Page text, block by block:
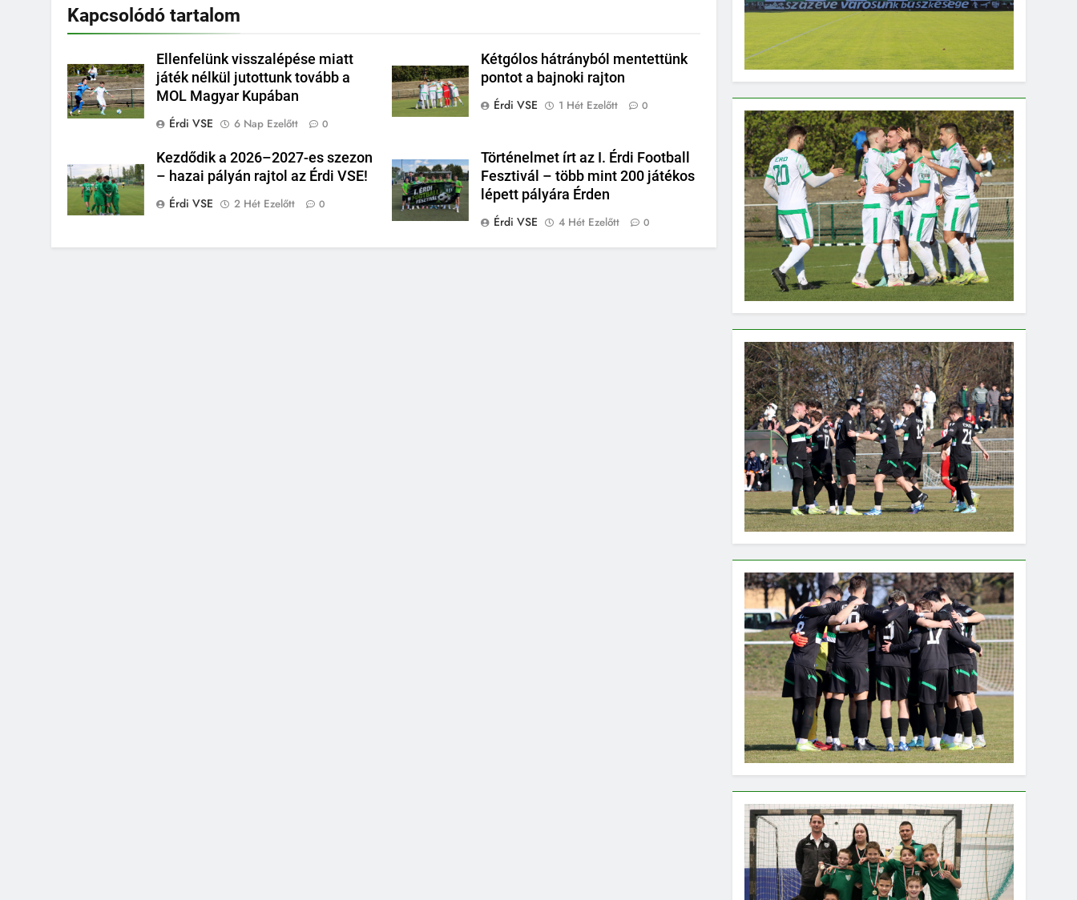
Kapcsolódó tartalom
Ellenfelünk visszalépése miatt
játék nélkül jutottunk tovább a
MOL Magyar Kupában
Érdi VSE
6 Nap Ezelőtt 0
Kétgólos hátrányból mentettünk
pontot a bajnoki rajton
Érdi VSE
1 Hét Ezelőtt 0
Kezdődik a 2026–2027-es szezon
– hazai pályán rajtol az Érdi VSE!
Érdi VSE
2 Hét Ezelőtt 0
Történelmet írt az I. Érdi Football
Fesztivál – több mint 200 játékos
lépett pályára Érden
Érdi VSE
4 Hét Ezelőtt 0